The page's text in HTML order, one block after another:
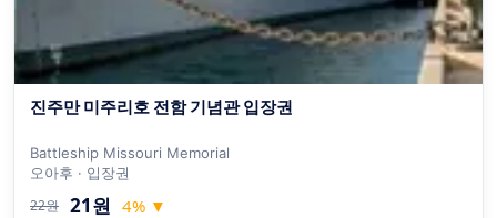
진주만 미주리호 전함 기념관 입장권
Battleship Missouri Memorial
오아후 · 입장권
22원 21원 4% ▼